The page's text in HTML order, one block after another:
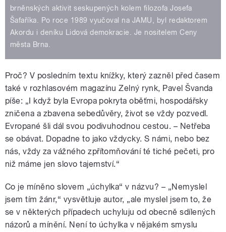
brněnských aktivit seskupených kolem filozofa Josefa
Šafaříka. Po roce 1989 vyučoval na JAMU, byl redaktorem
Akordu i deníku Lidová demokracie. Je nositelem Ceny
města Brna.
Proč? V posledním textu knížky, který zazněl před časem
také v rozhlasovém magazínu Zelný rynk, Pavel Švanda
píše: „I když byla Evropa pokryta oběťmi, hospodářsky
zničena a zbavena sebedůvěry, život se vždy pozvedl.
Evropané šli dál svou podivuhodnou cestou. – Netřeba
se obávat. Dopadne to jako vždycky. S námi, nebo bez
nás, vždy za vážného zpřítomňování té tiché pečeti, pro
niž máme jen slovo tajemství.“
Co je míněno slovem „úchylka“ v názvu? – „Nemyslel
jsem tím žánr,“ vysvětluje autor, „ale myslel jsem to, že
se v některých případech uchyluju od obecně sdílených
názorů a mínění. Není to úchylka v nějakém smyslu